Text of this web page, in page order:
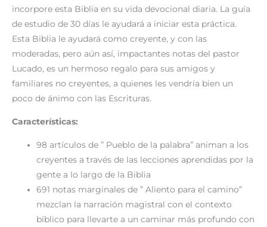
incorpore esta Biblia en su vida devocional diaria. La guía
de estudio de 30 días le ayudará a iniciar esta práctica.
Esta Biblia le ayudará como creyente, y con las
moderadas, pero aún así, impactantes notas del pastor
Lucado, es un hermoso regalo para sus amigos y
familiares no creyentes, a quienes les vendría bien un
poco de ánimo con las Escrituras.
Características:
98 artículos de ” Pueblo de la palabra” animan a los
creyentes a través de las lecciones aprendidas por la
gente a lo largo de la Biblia
691 notas marginales de ” Aliento para el camino”
mezclan la narración magistral con el contexto
bíblico para llevarte a un caminar más profundo con